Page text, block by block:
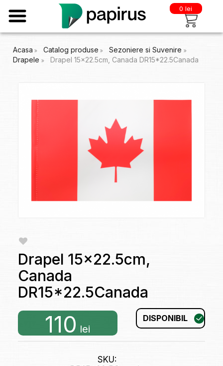
0 lei
Acasa Catalog produse
Sezoniere si Suvenire
Drapele
Drapel 15x22.5cm, Canada DR15*22.5Canada
Drapel 15x22.5cm,
Canada
DR15*22.5Canada
110 lei
DISPONIBIL
SKU: